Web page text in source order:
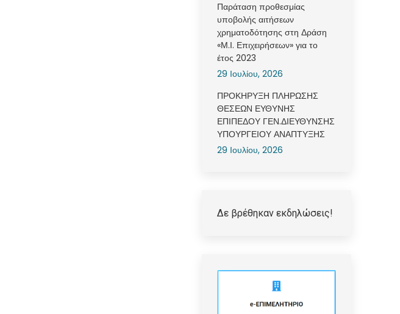
Παράταση προθεσμίας
υποβολής αιτήσεων
χρηματοδότησης στη Δράση
«Μ.Ι. Επιχειρήσεων» για το
έτος 2023
29 Ιουλίου, 2026
ΠΡΟΚΗΡΥΞΗ ΠΛΗΡΩΣΗΣ
ΘΕΣΕΩΝ ΕΥΘΥΝΗΣ
ΕΠΙΠΕΔΟΥ ΓΕΝ.ΔΙΕΥΘΥΝΣΗΣ
ΥΠΟΥΡΓΕΙΟΥ ΑΝΑΠΤΥΞΗΣ
29 Ιουλίου, 2026
Δε βρέθηκαν εκδηλώσεις!